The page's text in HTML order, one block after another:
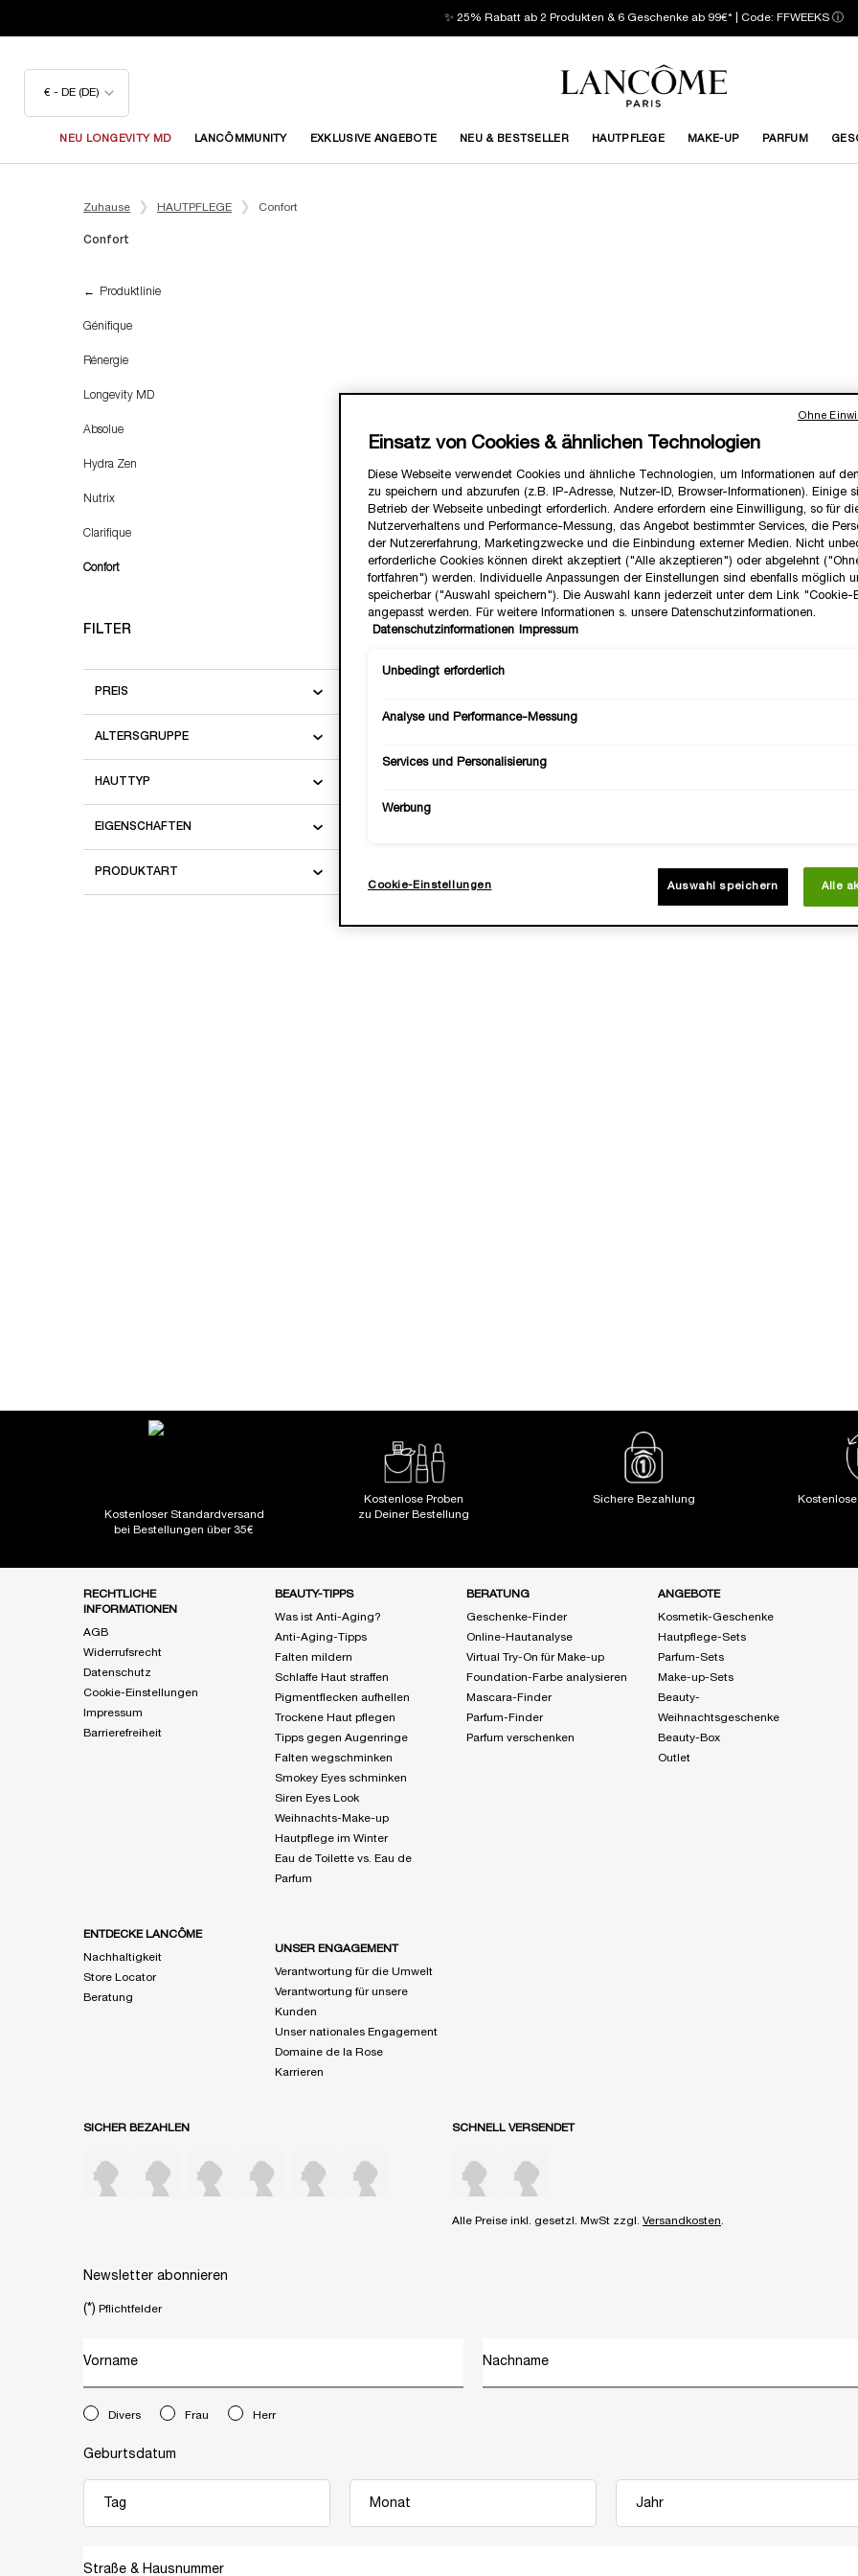
✨ 25% Rabatt ab 2 Produkten & 6 Geschenke ab 99€* | Code: FFWEEKS ⓘ
€ - DE (DE)
NEU LONGEVITY MD LANCÔMMUNITY EXKLUSIVE ANGEBOTE NEU & BESTSELLER HAUTPFLEGE MAKE-UP PARFUM
Zuhause HAUTPFLEGE Confort
Confort
Produktlinie
Génifique
Rénergie
Longevity MD
Absolue
Hydra Zen
Nutrix
Clarifique
Confort
FILTER
PREIS
ALTERSGRUPPE
HAUTTYP
EIGENSCHAFTEN
PRODUKTART
GALATÉE CONFORT
Beruhigende Reinigungsmilch Für Trockene
Wähle eine Größe aus
49,00 €
Kostenloser Standardversand
bei Bestellungen über 35€
Kostenlose Proben
zu Deiner Bestellung
Sichere Bezahlung
RECHTLICHE
INFORMATIONEN
AGB
Widerrufsrecht
Datenschutz
Cookie-Einstellungen
Impressum
Barrierefreiheit
BEAUTY-TIPPS
Was ist Anti-Aging?
Anti-Aging-Tipps
Falten mildern
Schlaffe Haut straffen
Pigmentflecken aufhellen
Trockene Haut pflegen
Tipps gegen Augenringe
Falten wegschminken
Smokey Eyes schminken
Siren Eyes Look
Weihnachts-Make-up
Hautpflege im Winter
Eau de Toilette vs. Eau de
Parfum
BERATUNG
Geschenke-Finder
Online-Hautanalyse
Virtual Try-On für Make-up
Foundation-Farbe analysieren
Mascara-Finder
Parfum-Finder
Parfum verschenken
ANGEBOTE
Kosmetik-Geschenke
Hautpflege-Sets
Parfum-Sets
Make-up-Sets
Beauty-
Weihnachtsgeschenke
Beauty-Box
Outlet
ENTDECKE LANCÔME
Nachhaltigkeit
Store Locator
Beratung
UNSER ENGAGEMENT
Verantwortung für die Umwelt
Verantwortung für unsere
Kunden
Unser nationales Engagement
Domaine de la Rose
Karrieren
SICHER BEZAHLEN SCHNELL VERSENDET
Alle Preise inkl. gesetzl. MwSt zzgl. Versandkosten
Newsletter abonnieren
(*) Pflichtfelder
Vorname Nachname
newslettersignup.title.legend
Divers Frau Herr
Geburtsdatum
Straße & Hausnummer
Einsatz von Cookies & ähnlichen Technologien
Diese Webseite verwendet Cookies und ähnliche Technologien, um Informationen auf
zu speichern und abzurufen (z.B. IP-Adresse, Nutzer-ID, Browser-Informationen). Einige
Betrieb der Webseite unbedingt erforderlich. Andere erfordern eine Einwilligung, so für
Nutzerverhaltens und Performance-Messung, das Angebot bestimmter Services, die
der Nutzererfahrung, Marketingzwecke und die Einbindung externer Medien. Nicht
erforderliche Cookies können direkt akzeptiert ("Alle akzeptieren") oder abgelehnt
fortfahren") werden. Individuelle Anpassungen der Einstellungen sind ebenfalls möglich
speicherbar ("Auswahl speichern"). Die Auswahl kann jederzeit unter dem Link "Cookie-
angepasst werden. Für weitere Informationen s. unsere Datenschutzinformationen.
Datenschutzinformationen
Impressum
Unbedingt erforderlich
Analyse und Performance-Messung
Services und Personalisierung
Werbung
Cookie-Einstellungen Auswahl speichern Alle
Ohne